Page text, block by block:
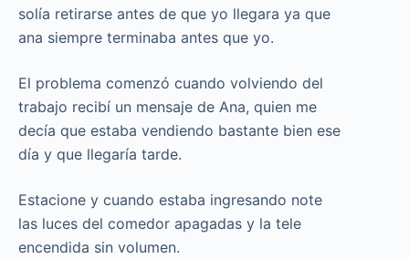
solía retirarse antes de que yo llegara ya que
ana siempre terminaba antes que yo.
El problema comenzó cuando volviendo del
trabajo recibí un mensaje de Ana, quien me
decía que estaba vendiendo bastante bien ese
día y que llegaría tarde.
Estacione y cuando estaba ingresando note
las luces del comedor apagadas y la tele
encendida sin volumen.